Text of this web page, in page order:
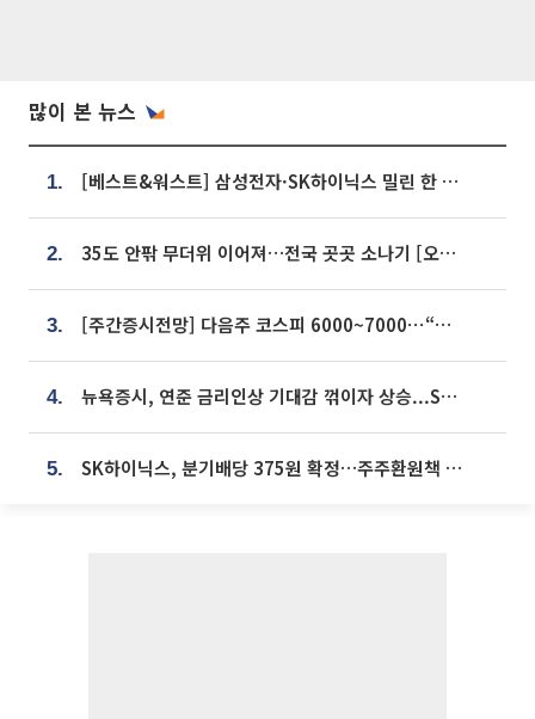
많이 본 뉴스
1. [베스트&워스트] 삼성전자·SK하이닉스 밀린 한 주…상상인증권은 85% 급등
2. 35도 안팎 무더위 이어져…전국 곳곳 소나기 [오늘 날씨]
3. [주간증시전망] 다음주 코스피 6000~7000⋯“外人 수급은 정책이 변수”
4. 뉴욕증시, 연준 금리인상 기대감 꺾이자 상승...S&P500 사상 최고치 [종합]
5. SK하이닉스, 분기배당 375원 확정…주주환원책 9월로 앞당겨 발표